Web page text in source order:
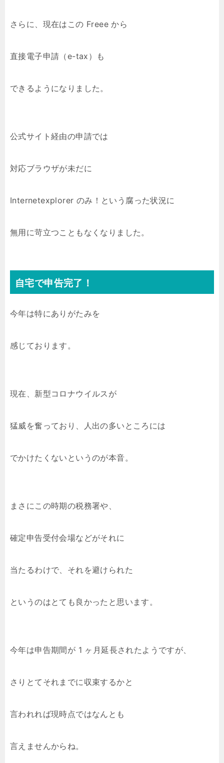
さらに、現在はこの Freee から
直接電子申請（e-tax）も
できるようになりました。
公式サイト経由の申請では
対応ブラウザが未だに
Internetexplorer のみ！という腐った状況に
無用に苛立つこともなくなりました。
自宅で申告完了！
今年は特にありがたみを
感じております。
現在、新型コロナウイルスが
猛威を奮っており、人出の多いところには
でかけたくないというのが本音。
まさにこの時期の税務署や、
確定申告受付会場などがそれに
当たるわけで、それを避けられた
というのはとても良かったと思います。
今年は申告期間が 1 ヶ月延長されたようですが、
さりとてそれまでに収束するかと
言われれば現時点ではなんとも
言えませんからね。